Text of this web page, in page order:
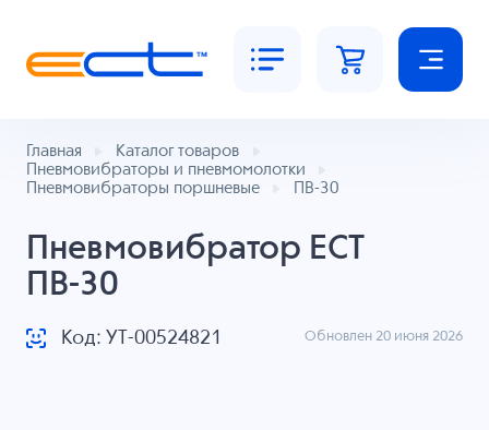
Главная
Каталог товаров
Пневмовибраторы и пневмомолотки
Пневмовибраторы поршневые
ПВ-30
Пневмовибратор ECT
ПВ-30
Код: УТ-00524821 Обновлен 20 июня 2026